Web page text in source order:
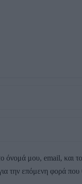
όνομά μου, email, και
την επόμενη φορά